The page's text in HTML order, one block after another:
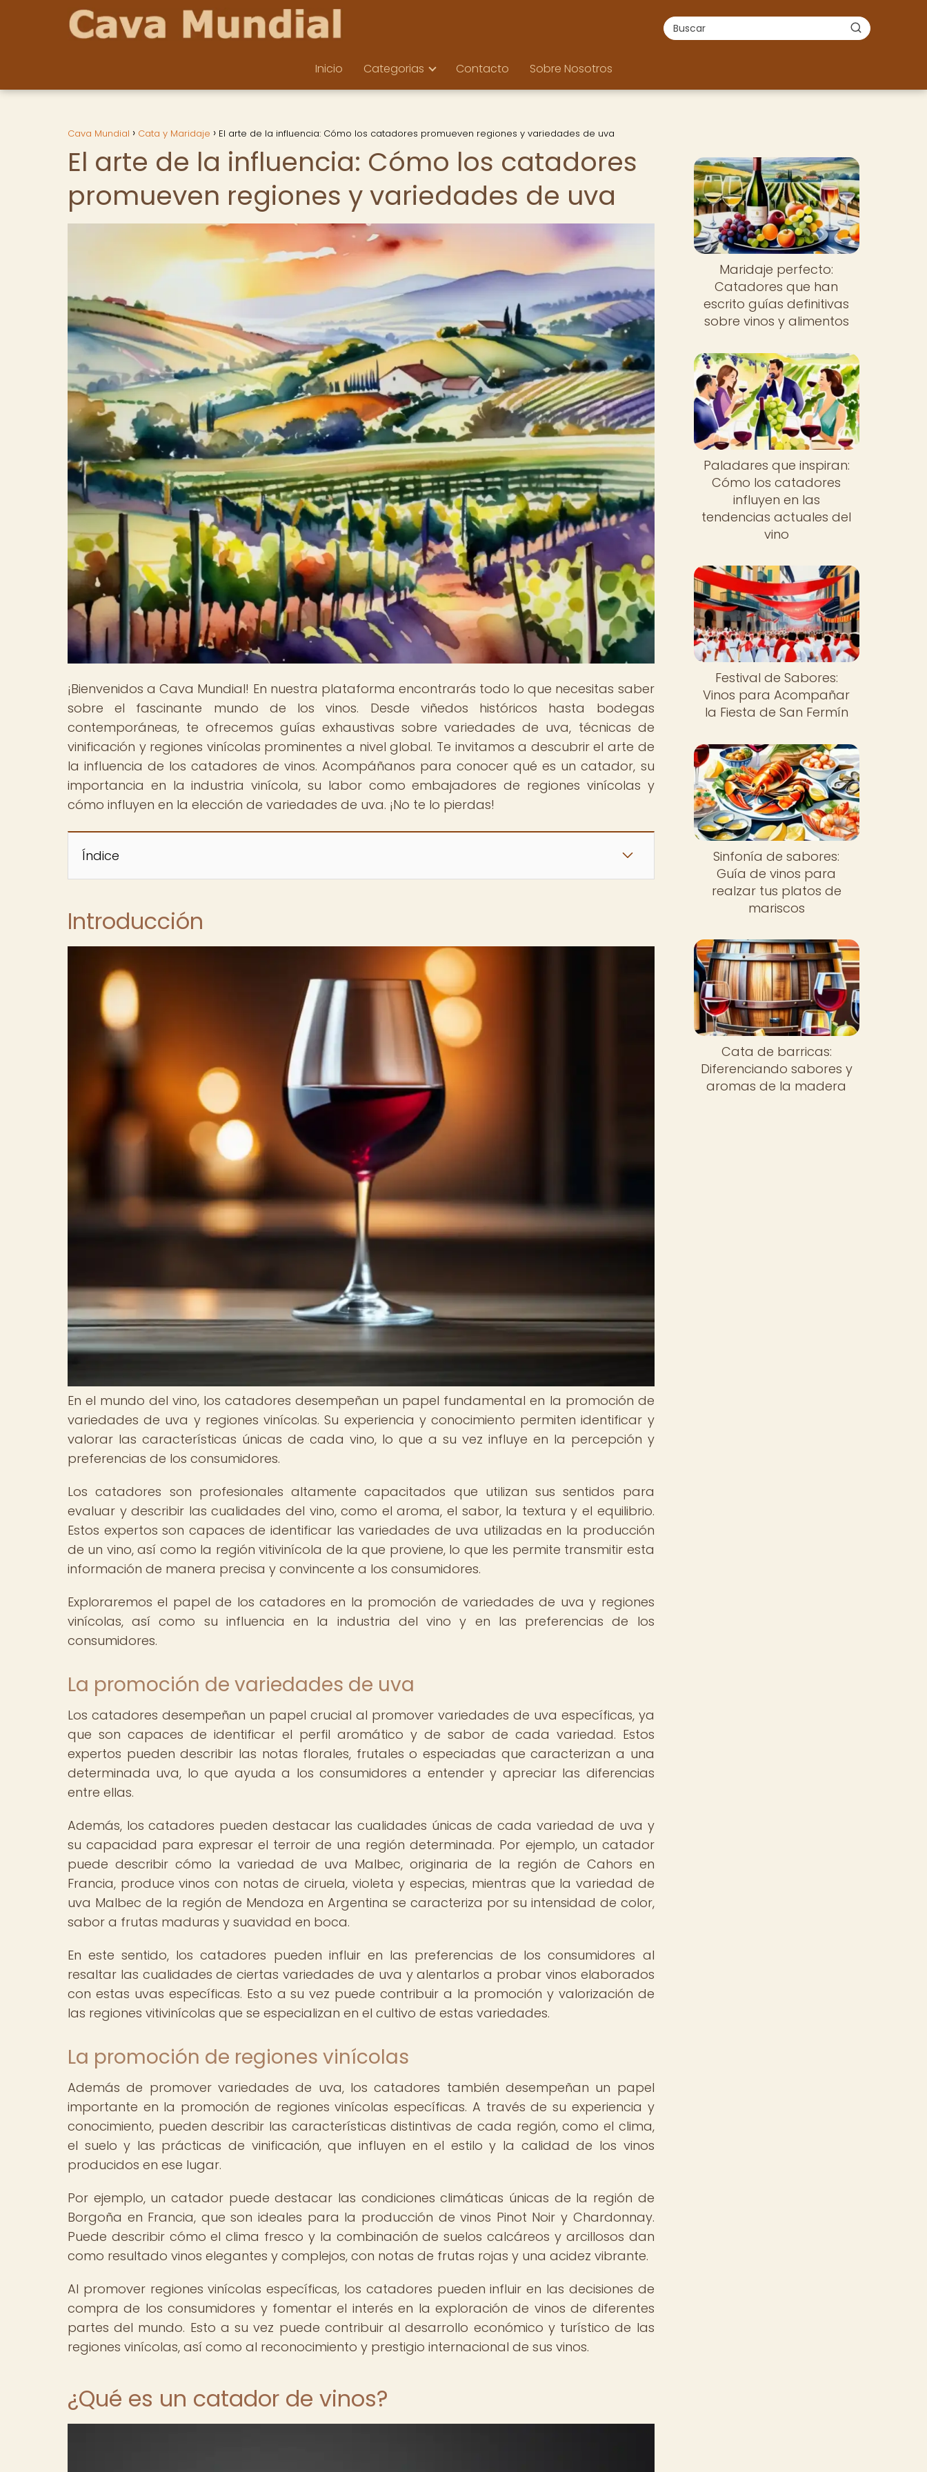
Inicio Categorias Contacto Sobre Nosotros
Cava Mundial Cata y Maridaje El arte de la influencia: Cómo los catadores promueven regiones y variedades de uva
El arte de la influencia: Cómo los catadores
promueven regiones y variedades de uva
¡Bienvenidos a Cava Mundial! En nuestra plataforma encontrarás todo lo que necesitas saber
sobre el fascinante mundo de los vinos. Desde viñedos históricos hasta bodegas
contemporáneas, te ofrecemos guías exhaustivas sobre variedades de uva, técnicas de
vinificación y regiones vinícolas prominentes a nivel global. Te invitamos a descubrir el arte de
la influencia de los catadores de vinos. Acompáñanos para conocer qué es un catador, su
importancia en la industria vinícola, su labor como embajadores de regiones vinícolas y
cómo influyen en la elección de variedades de uva. ¡No te lo pierdas!
Índice
Introducción
En el mundo del vino, los catadores desempeñan un papel fundamental en la promoción de
variedades de uva y regiones vinícolas. Su experiencia y conocimiento permiten identificar y
valorar las características únicas de cada vino, lo que a su vez influye en la percepción y
preferencias de los consumidores.
Los catadores son profesionales altamente capacitados que utilizan sus sentidos para
evaluar y describir las cualidades del vino, como el aroma, el sabor, la textura y el equilibrio.
Estos expertos son capaces de identificar las variedades de uva utilizadas en la producción
de un vino, así como la región vitivinícola de la que proviene, lo que les permite transmitir esta
información de manera precisa y convincente a los consumidores.
Exploraremos el papel de los catadores en la promoción de variedades de uva y regiones
vinícolas, así como su influencia en la industria del vino y en las preferencias de los
consumidores.
La promoción de variedades de uva
Los catadores desempeñan un papel crucial al promover variedades de uva específicas, ya
que son capaces de identificar el perfil aromático y de sabor de cada variedad. Estos
expertos pueden describir las notas florales, frutales o especiadas que caracterizan a una
determinada uva, lo que ayuda a los consumidores a entender y apreciar las diferencias
entre ellas.
Además, los catadores pueden destacar las cualidades únicas de cada variedad de uva y
su capacidad para expresar el terroir de una región determinada. Por ejemplo, un catador
puede describir cómo la variedad de uva Malbec, originaria de la región de Cahors en
Francia, produce vinos con notas de ciruela, violeta y especias, mientras que la variedad de
uva Malbec de la región de Mendoza en Argentina se caracteriza por su intensidad de color,
sabor a frutas maduras y suavidad en boca.
En este sentido, los catadores pueden influir en las preferencias de los consumidores al
resaltar las cualidades de ciertas variedades de uva y alentarlos a probar vinos elaborados
con estas uvas específicas. Esto a su vez puede contribuir a la promoción y valorización de
las regiones vitivinícolas que se especializan en el cultivo de estas variedades.
La promoción de regiones vinícolas
Además de promover variedades de uva, los catadores también desempeñan un papel
importante en la promoción de regiones vinícolas específicas. A través de su experiencia y
conocimiento, pueden describir las características distintivas de cada región, como el clima,
el suelo y las prácticas de vinificación, que influyen en el estilo y la calidad de los vinos
producidos en ese lugar.
Por ejemplo, un catador puede destacar las condiciones climáticas únicas de la región de
Borgoña en Francia, que son ideales para la producción de vinos Pinot Noir y Chardonnay.
Puede describir cómo el clima fresco y la combinación de suelos calcáreos y arcillosos dan
como resultado vinos elegantes y complejos, con notas de frutas rojas y una acidez vibrante.
Al promover regiones vinícolas específicas, los catadores pueden influir en las decisiones de
compra de los consumidores y fomentar el interés en la exploración de vinos de diferentes
partes del mundo. Esto a su vez puede contribuir al desarrollo económico y turístico de las
regiones vinícolas, así como al reconocimiento y prestigio internacional de sus vinos.
¿Qué es un catador de vinos?
Maridaje perfecto:
Catadores que han
escrito guías definitivas
sobre vinos y alimentos
Paladares que inspiran:
Cómo los catadores
influyen en las
tendencias actuales del
vino
Festival de Sabores:
Vinos para Acompañar
la Fiesta de San Fermín
Sinfonía de sabores:
Guía de vinos para
realzar tus platos de
mariscos
Cata de barricas:
Diferenciando sabores y
aromas de la madera